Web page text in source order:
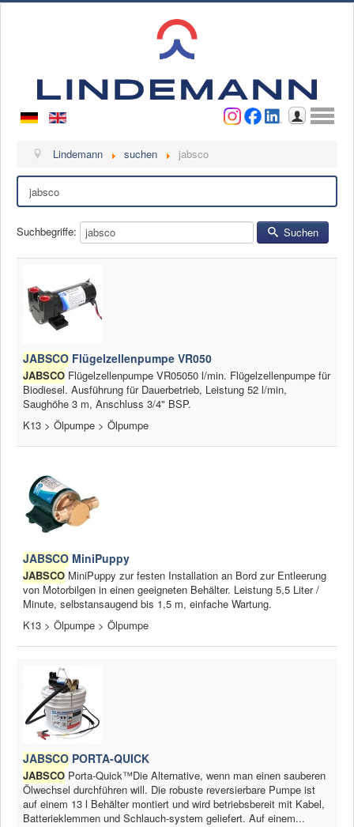
Benutzername
Lindemann
Ansprechpartner
Videos
Kontakt
Ansprechpartner
Kontaktformular
Kunde werden
Reklamation
News
Produkte
Produkte
Katalogcenter
Kataloge bestellen
MyLindemann
MyLindemann
Segeltuch
Lindemann suchen
jabsco
Suchbegriffe: Suchen
JABSCO Flügelzellenpumpe VR050
JABSCO Flügelzellenpumpe VR05050 l/min. Flügelzellenpumpe für
Biodiesel. Ausführung für Dauerbetrieb, Leistung 52 l/min,
Saughöhe 3 m, Anschluss 3/4" BSP.
K13 > Ölpumpe > Ölpumpe
JABSCO MiniPuppy
JABSCO MiniPuppy zur festen Installation an Bord zur Entleerung
von Motorbilgen in einen geeigneten Behälter. Leistung 5,5 Liter /
Minute, selbstansaugend bis 1,5 m, einfache Wartung.
K13 > Ölpumpe > Ölpumpe
JABSCO PORTA-QUICK
JABSCO Porta-Quick™Die Alternative, wenn man einen sauberen
Ölwechsel durchführen will. Die robuste reversierbare Pumpe ist
auf einem 13 l Behälter montiert und wird betriebsbereit mit Kabel,
Batterieklemmen und Schlauch-system geliefert. Auf einem...